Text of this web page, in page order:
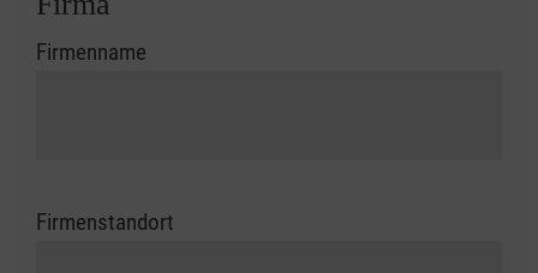
Firmenname
Firmenstandort